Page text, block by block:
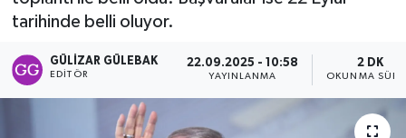
tarihinde belli oluyor.
GÜLIZAR GÜLEBAK
EDITÖR
22.09.2025 - 10:58
YAYINLANMA
2 DK
OKUNMA